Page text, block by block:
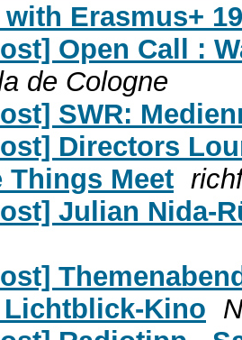
with Erasmus+
Open Call :
de Cologne
SWR:
Directors
Things Meet
Julian Nida-
Lichtblick-Kino